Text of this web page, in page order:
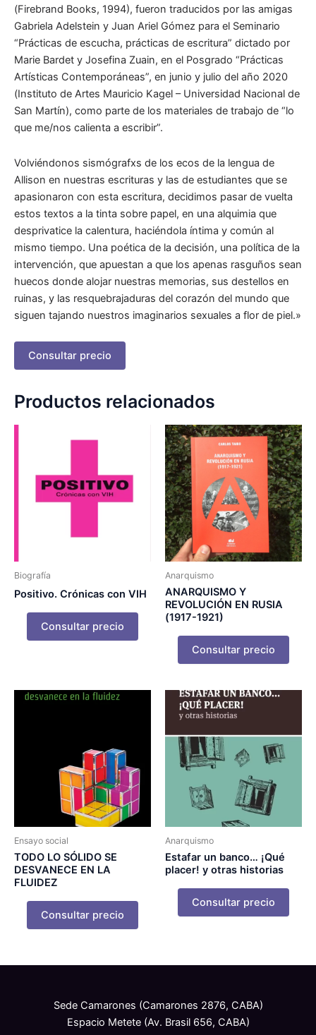
(Firebrand Books, 1994), fueron traducidos por las amigas
Gabriela Adelstein y Juan Ariel Gómez para el Seminario
“Prácticas de escucha, prácticas de escritura” dictado por
Marie Bardet y Josefina Zuain, en el Posgrado “Prácticas
Artísticas Contemporáneas”, en junio y julio del año 2020
(Instituto de Artes Mauricio Kagel – Universidad Nacional de
San Martín), como parte de los materiales de trabajo de “lo
que me/nos calienta a escribir”.
Volviéndonos sismógrafxs de los ecos de la lengua de
Allison en nuestras escrituras y las de estudiantes que se
apasionaron con esta escritura, decidimos pasar de vuelta
estos textos a la tinta sobre papel, en una alquimia que
desprivatice la calentura, haciéndola íntima y común al
mismo tiempo. Una poética de la decisión, una política de la
intervención, que apuestan a que los apenas rasguños sean
huecos donde alojar nuestras memorias, sus destellos en
ruinas, y las resquebrajaduras del corazón del mundo que
siguen tajando nuestros imaginarios sexuales a flor de piel.»
Consultar precio
Productos relacionados
Biografía
Positivo. Crónicas con VIH
Consultar precio
Anarquismo
ANARQUISMO Y
REVOLUCIÓN EN RUSIA
(1917-1921)
Consultar precio
Ensayo social
TODO LO SÓLIDO SE
DESVANECE EN LA
FLUIDEZ
Consultar precio
Anarquismo
Estafar un banco… ¡Qué
placer! y otras historias
Consultar precio
Sede Camarones (Camarones 2876, CABA)
Espacio Metete (Av. Brasil 656, CABA)